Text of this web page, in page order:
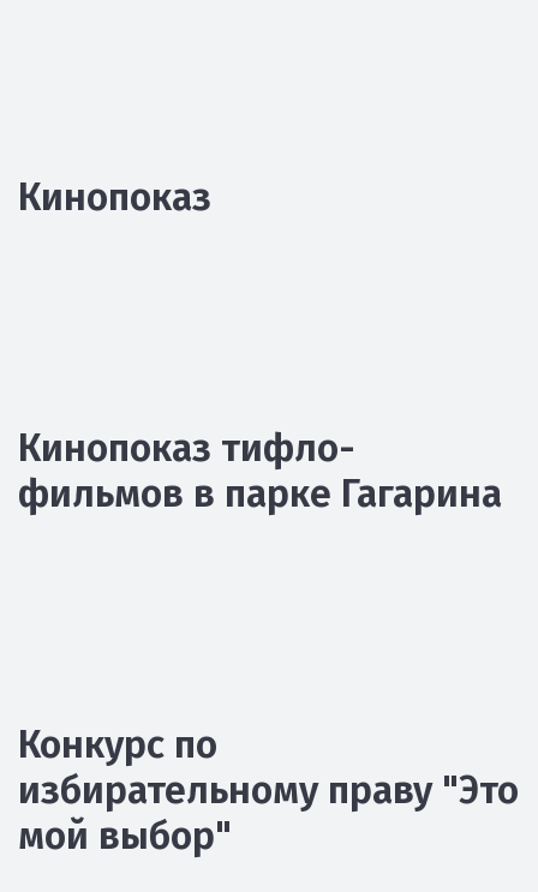
Кинопоказ
Кинопоказ тифло-
фильмов в парке Гагарина
Конкурс по
избирательному праву "Это
мой выбор"